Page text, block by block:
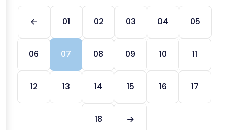
01 02 03 04 05
06 07 08 09 10 11
12 13 14 15 16 17
18